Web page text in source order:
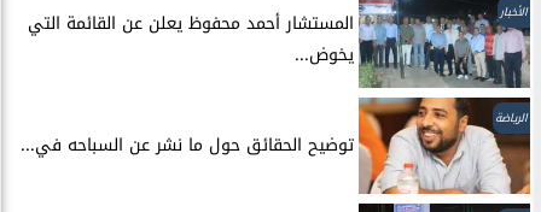
الأخبار
المستشار أحمد محفوظ يعلن عن القائمة التي
يخوض...
الرياضة
توضيح الحقائق حول ما نشر عن السباحه في...